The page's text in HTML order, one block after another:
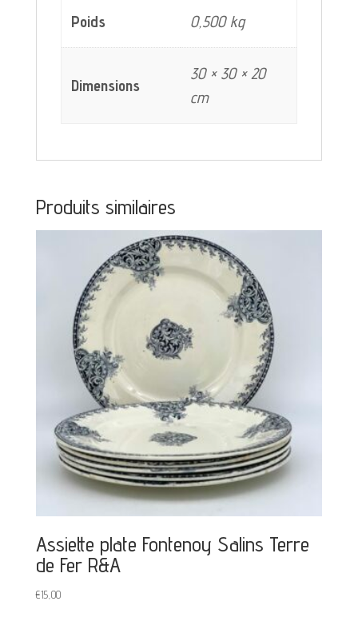
Poids 0,500 kg
Dimensions
30 × 30 × 20
cm
Produits similaires
Assiette plate Fontenoy Salins Terre
de Fer R&A
€15,00